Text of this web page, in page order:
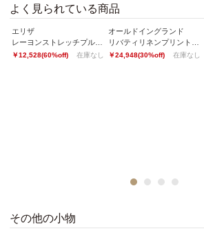
よく見られている商品
エリザ
￥12,528(60%off) 在庫なし
オールドイングランド
￥24,948(30%off) 在庫なし
2 3 4
その他の小物